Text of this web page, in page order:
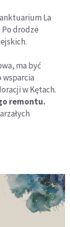
La
drodze
ma być
w Kętach.
remontu.